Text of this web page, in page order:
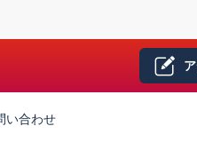
い合わせ